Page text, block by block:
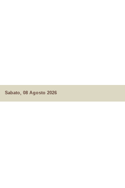
Sabato, 08 Agosto 2026